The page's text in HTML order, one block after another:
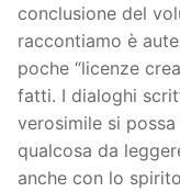
conclusione del
raccontiamo è
poche “licenze
fatti. I dialoghi
verosimile si
qualcosa da
anche con lo